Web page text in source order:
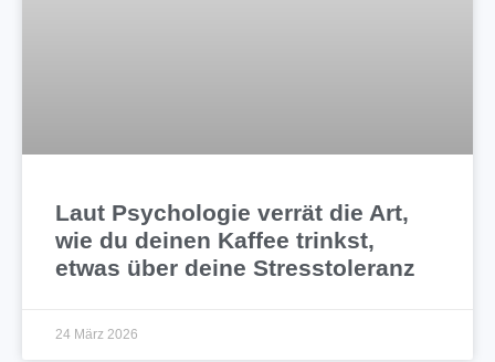
Laut Psychologie verrät die Art,
wie du deinen Kaffee trinkst,
etwas über deine Stresstoleranz
24 März 2026